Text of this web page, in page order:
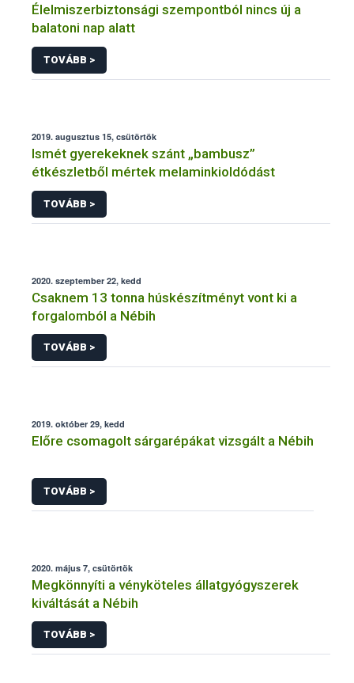
Élelmiszerbiztonsági szempontból nincs új a
balatoni nap alatt
TOVÁBB >
2019. augusztus 15, csütörtök
Ismét gyerekeknek szánt „bambusz”
étkészletből mértek melaminkioldódást
TOVÁBB >
2020. szeptember 22, kedd
Csaknem 13 tonna húskészítményt vont ki a
forgalomból a Nébih
TOVÁBB >
2019. október 29, kedd
Előre csomagolt sárgarépákat vizsgált a Nébih
TOVÁBB >
2020. május 7, csütörtök
Megkönnyíti a vényköteles állatgyógyszerek
kiváltását a Nébih
TOVÁBB >